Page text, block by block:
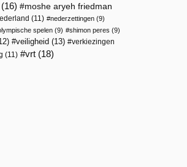
(16)
moshe aryeh friedman
(11) nederzettingen (9)
spelen (9) shimon peres (9)
veiligheid (13)
verkiezingen
(11) vrt (18)